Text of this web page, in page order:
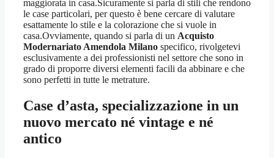
maggiorata in casa.Sicuramente si parla di stili che rendono
le case particolari, per questo è bene cercare di valutare
esattamente lo stile e la colorazione che si vuole in
casa.Ovviamente, quando si parla di un Acquisto
Modernariato Amendola Milano specifico, rivolgetevi
esclusivamente a dei professionisti nel settore che sono in
grado di proporre diversi elementi facili da abbinare e che
sono perfetti in tutte le metrature.
Case d’asta, specializzazione in un
nuovo mercato né vintage e né
antico